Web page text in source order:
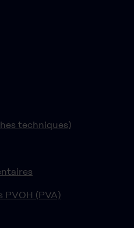
techniques)
PVOH (PVA)